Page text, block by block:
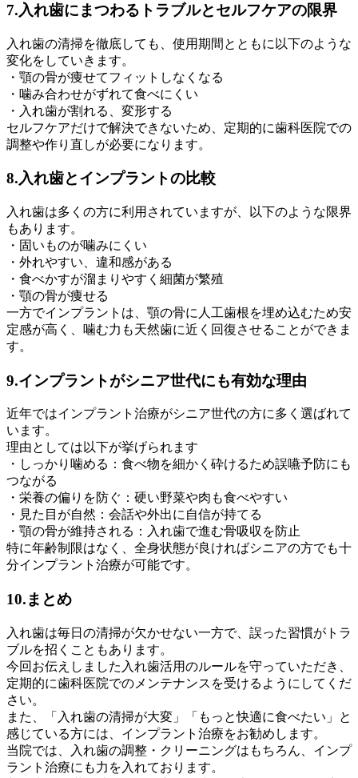
7.入れ歯にまつわるトラブルとセルフケアの限界
入れ歯の清掃を徹底しても、使用期間とともに以下のような
変化をしていきます。
・顎の骨が痩せてフィットしなくなる
・噛み合わせがずれて食べにくい
・入れ歯が割れる、変形する
セルフケアだけで解決できないため、定期的に歯科医院での
調整や作り直しが必要になります。
8.入れ歯とインプラントの比較
入れ歯は多くの方に利用されていますが、以下のような限界
もあります。
・固いものが噛みにくい
・外れやすい、違和感がある
・食べかすが溜まりやすく細菌が繁殖
・顎の骨が痩せる
一方でインプラントは、顎の骨に人工歯根を埋め込むため安
定感が高く、噛む力も天然歯に近く回復させることができま
す。
9.インプラントがシニア世代にも有効な理由
近年ではインプラント治療がシニア世代の方に多く選ばれて
います。
理由としては以下が挙げられます
・しっかり噛める：食べ物を細かく砕けるため誤嚥予防にも
つながる
・栄養の偏りを防ぐ：硬い野菜や肉も食べやすい
・見た目が自然：会話や外出に自信が持てる
・顎の骨が維持される：入れ歯で進む骨吸収を防止
特に年齢制限はなく、全身状態が良ければシニアの方でも十
分インプラント治療が可能です。
10.まとめ
入れ歯は毎日の清掃が欠かせない一方で、誤った習慣がトラ
ブルを招くこともあります。
今回お伝えしました入れ歯活用のルールを守っていただき、
定期的に歯科医院でのメンテナンスを受けるようにしてくだ
さい。
また、「入れ歯の清掃が大変」「もっと快適に食べたい」と
感じている方には、インプラント治療をお勧めします。
当院では、入れ歯の調整・クリーニングはもちろん、インプ
ラント治療にも力を入れております。